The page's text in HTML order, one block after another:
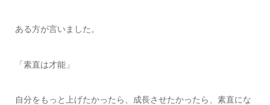
ある方が言いました。
「素直は才能」
自分をもっと上げたかったら、成長させたかったら、素直にな